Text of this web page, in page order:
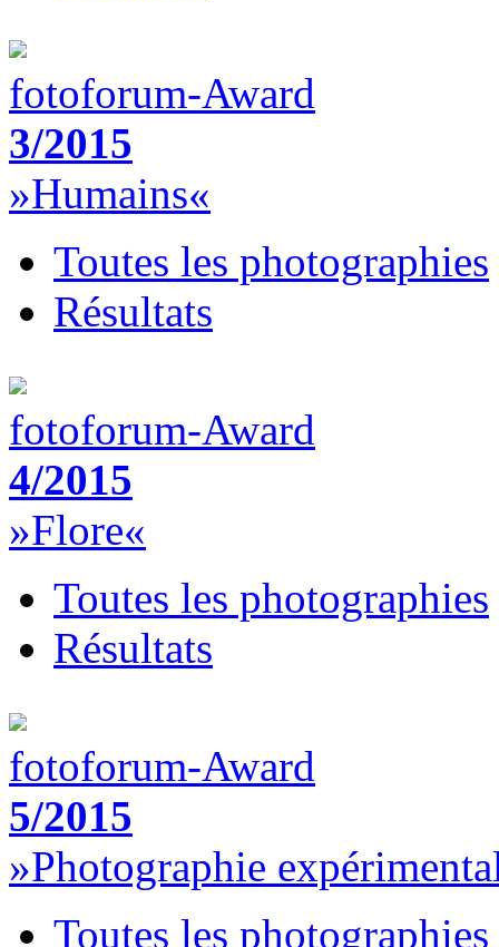
fotoforum-Award
3/2015
»Humains«
Toutes les photographies
Résultats
fotoforum-Award
4/2015
»Flore«
Toutes les photographies
Résultats
fotoforum-Award
5/2015
»Photographie
Toutes les photographies